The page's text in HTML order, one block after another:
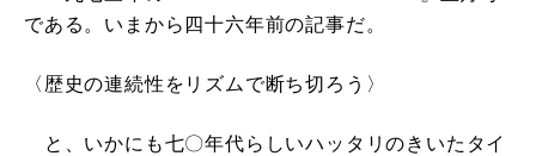
である。いまから四十六年前の記事だ。
〈歴史の連続性をリズムで断ち切ろう〉
と、いかにも七〇年代らしいハッタリのきいたタイ